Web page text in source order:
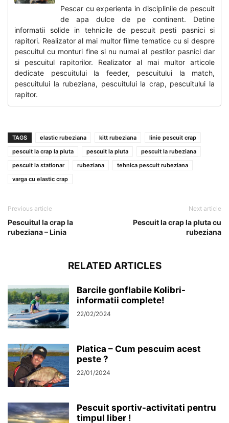
Pescar cu experienta in disciplinile de pescuit
de apa dulce de pe continent. Detine
informatii solide in tehnicile de pescuit pesti pasnici si
rapitori. Realizator al mai multor filme tematice cu si despre
pescuitul cu monturi fine si nu numai al pestilor pasnici dar
si pescuitul rapitorilor. Realizator al mai multor articole
dedicate pescuitului la feeder, pescuitului la match,
pescuitului la rubeziana, pescuitului la crap, pescuitului la
rapitor.
TAGS elastic rubeziana kitt rubeziana
linie pescuit crap
pescuit la crap la pluta
pescuit la pluta
pescuit la rubeziana
pescuit la stationar
rubeziana
tehnica pescuit rubeziana
varga cu elastic crap
Previous article
Pescuitul la crap la
rubeziana – Linia
Next article
Pescuit la crap la pluta cu
rubeziana
RELATED ARTICLES
Barcile gonflabile Kolibri-
informatii complete!
22/02/2024
Platica – Cum pescuim acest
peste ?
22/01/2024
Pescuit sportiv-activitati pentru
timpul liber !